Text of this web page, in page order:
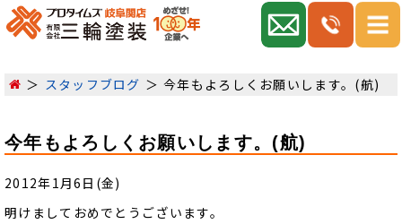
スタッフブログ 今年もよろしくお願いします。(航)
今年もよろしくお願いします。(航)
2012年1月6日(金)
明けましておめでとうございます。